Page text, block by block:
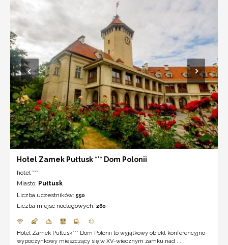
Hotel Zamek Pułtusk *** Dom Polonii
hotel ***
Miasto: Pułtusk
Liczba uczestników: 550
Liczba miejsc noclegowych: 260
Hotel Zamek Pułtusk*** Dom Polonii to wyjątkowy obiekt konferencyjno-
wypoczynkowy mieszczący się w XV-wiecznym zamku nad ...